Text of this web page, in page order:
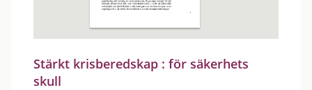
Stärkt krisberedskap : för säkerhets
skull